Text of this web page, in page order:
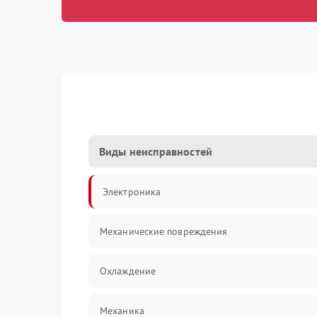
Виды неисправностей
Электроника
Механические повреждения
Охлаждение
Механика